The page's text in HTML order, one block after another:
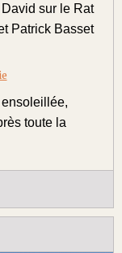
sur le Rat
Patrick Basset
ensoleillée,
toute la